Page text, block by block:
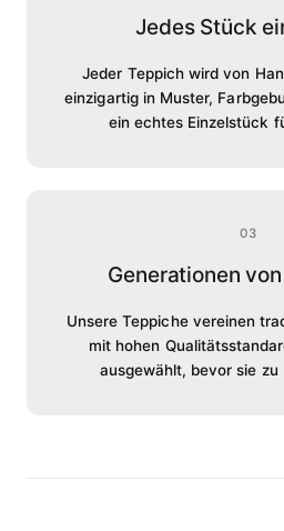
Jedes Stück
Jeder Teppich wird von
einzigartig in Muster,
ein echtes Einzelstück
03
Generationen
Unsere Teppiche vereinen
mit hohen
ausgewählt, bevor sie zu